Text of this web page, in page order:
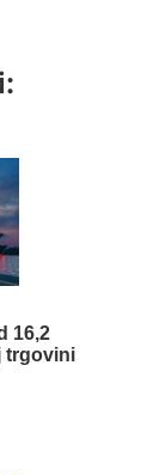
16,2
trgovini